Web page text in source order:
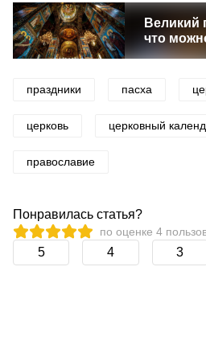
Великий
что
праздники пасха
церковь церковный
православие
Понравилась статья?
по оценке 4
5 4 3